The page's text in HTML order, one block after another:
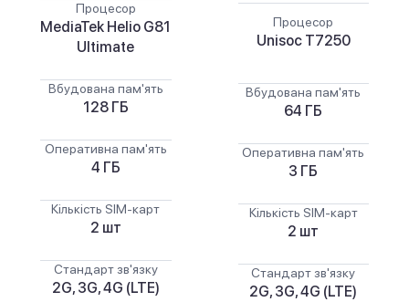
Процесор
MediaTek Helio G81
Ultimate
Вбудована пам'ять
128 ГБ
Оперативна пам'ять
4 ГБ
Кількість SIM-карт
2 шт
Стандарт зв'язку
2G, 3G, 4G (LTE)
Процесор
Unisoc T7250
Вбудована пам'ять
64 ГБ
Оперативна пам'ять
3 ГБ
Кількість SIM-карт
2 шт
Стандарт зв'язку
2G, 3G, 4G (LTE)